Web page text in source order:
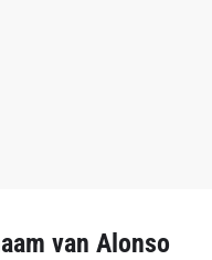
van Alonso